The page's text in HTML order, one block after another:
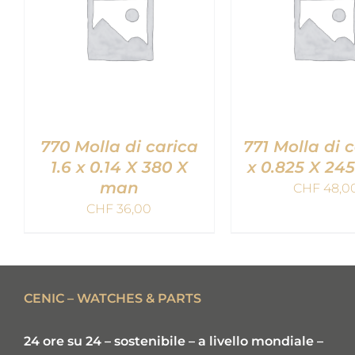
AGGIUNGI AL
CARRELLO
/
QUICK
770 Molla di carica
1.6 x 0.14 X 380 X
man
CHF 36,00
771 Molla di
x 0.825 X
CHF
CENIC – WATCHES & PARTS
24 ore su 24 – sostenibile – a livello mondiale –